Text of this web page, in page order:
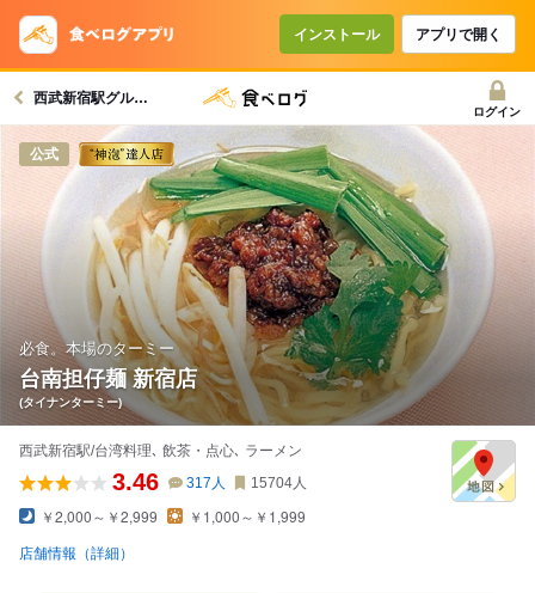
インストール アプリで開く
西武新宿駅グルメへ
ログイン
公式
必食。本場のターミー
台南担仔麺 新宿店
(タイナンターミー)
西武新宿駅/台湾料理､ 飲茶・点心､ ラーメン
3.46 317 人 15704人
￥2,000～￥2,999 ￥1,000～￥1,999
店舗情報（詳細）